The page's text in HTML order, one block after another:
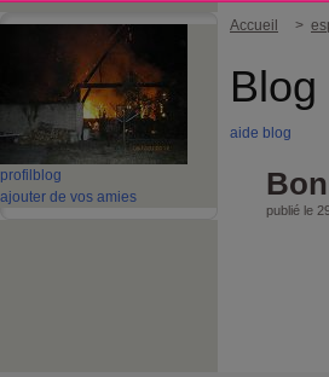
profil blog
ajouter de vos amies
Accueil >
aide blog
Bon
publié le